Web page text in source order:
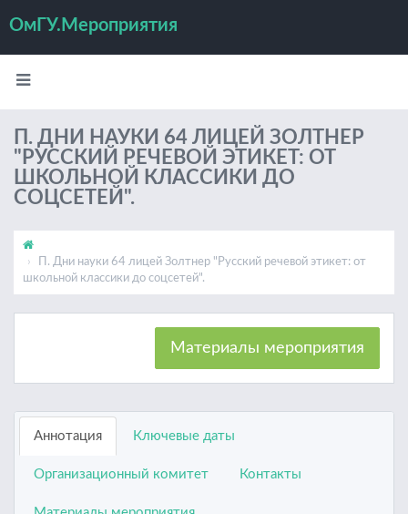
ОмГУ.Мероприятия
П. ДНИ НАУКИ 64 ЛИЦЕЙ ЗОЛТНЕР
"РУССКИЙ РЕЧЕВОЙ ЭТИКЕТ: ОТ
ШКОЛЬНОЙ КЛАССИКИ ДО
СОЦСЕТЕЙ".
П. Дни науки 64 лицей Золтнер "Русский речевой этикет: от
школьной классики до соцсетей".
Материалы мероприятия
Аннотация Ключевые даты
Организационный комитет Контакты